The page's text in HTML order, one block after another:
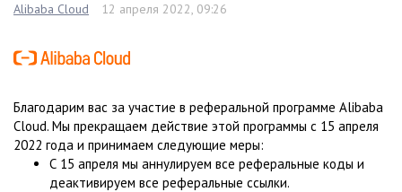
Alibaba Cloud 12 апреля 2022, 09:26
Благодарим вас за участие в реферальной программе Alibaba
Cloud. Мы прекращаем действие этой программы с 15 апреля
2022 года и принимаем следующие меры:
С 15 апреля мы аннулируем все реферальные коды и
деактивируем все реферальные ссылки.